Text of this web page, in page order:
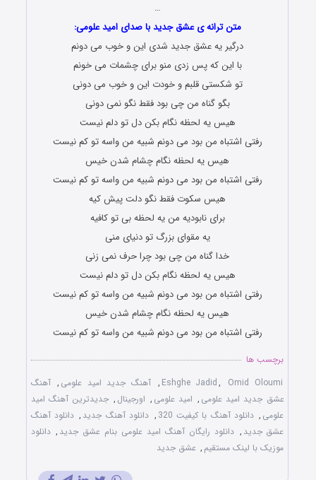
…
متن ترانه ی عشق جدید با صدای امید علومی:
درگیر یه عشق جدید شدی این و خوب می دونم
با این که پس زدی منو برای چشمات می خونم
تو شکستی قلبم و خودت این و خوب می دونی
بگو گناه من چی بود فقط نگو نمی دونی
هیس یه لحظه نگام بکن دل تو دلم نیست
رفتی اشتباه من بود می دونم شبیه من واسه تو کم نیست
هیس یه لحظه نگام چشام شدن خیس
رفتی اشتباه من بود می دونم شبیه من واسه تو کم نیست
هیس سکوت فقط نگو دلت پیش کیه
برای نابودیه من یه لحظه بی تو کافیه
یه مقوای بزرگ تو دنیای منی
خدا گناه من چی بود چرا حرف نمی زنی
هیس یه لحظه نگام بکن دل تو دلم نیست
رفتی اشتباه من بود می دونم شبیه من واسه تو کم نیست
هیس یه لحظه نگام چشام شدن خیس
رفتی اشتباه من بود می دونم شبیه من واسه تو کم نیست
برچسب ها
Eshghe Jadid, Omid Oloumi
, آهنگ جدید امید علومی , آهنگ
عشق جدید امید علومی , امید علومی , اورجینال , جدیدترین آهنگ امید
علومی , دانلود آهنگ با کیفیت 320 , دانلود آهنگ جدید , دانلود آهنگ
عشق جدید , دانلود رایگان آهنگ امید علومی بنام عشق جدید , دانلود
موزیک با لینک مستقیم , عشق جدید